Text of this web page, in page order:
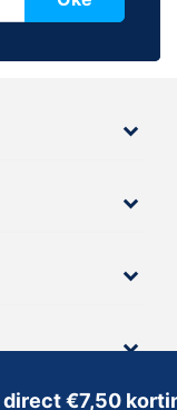
direct €7,50